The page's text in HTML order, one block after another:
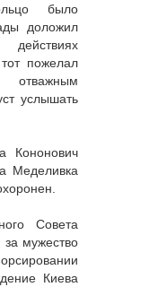
было
доложил
действиях
пожелал
отважным
услышать
Кононович
Меделивка
Совета
мужество
Киева